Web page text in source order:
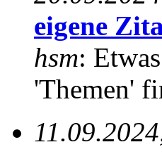
eigene
hsm:
'Themen'